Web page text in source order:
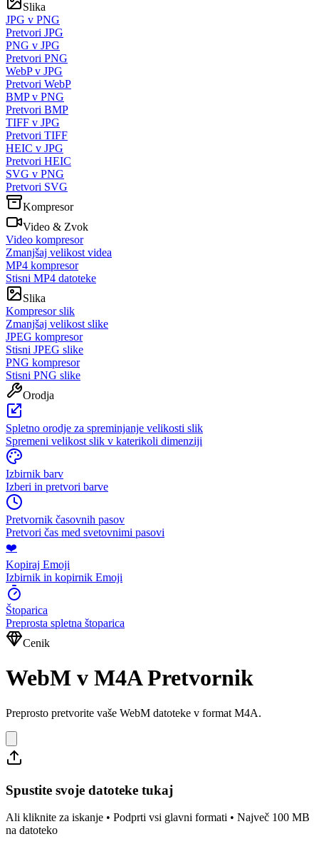
Slika
JPG v PNG
Pretvori JPG
PNG v JPG
Pretvori PNG
WebP v JPG
Pretvori WebP
BMP v PNG
Pretvori BMP
TIFF v JPG
Pretvori TIFF
HEIC v JPG
Pretvori HEIC
SVG v PNG
Pretvori SVG
Kompresor
Video & Zvok
Video kompresor
Zmanjšaj velikost videa
MP4 kompresor
Stisni MP4 datoteke
Slika
Kompresor slik
Zmanjšaj velikost slike
JPEG kompresor
Stisni JPEG slike
PNG kompresor
Stisni PNG slike
Orodja
Spletno orodje za spreminjanje velikosti slik
Spremeni velikost slik v katerikoli dimenziji
Izbirnik barv
Izberi in pretvori barve
Pretvornik časovnih pasov
Pretvori čas med svetovnimi pasovi
❤️
Kopiraj Emoji
Izbirnik in kopirnik Emoji
Štoparica
Preprosta spletna štoparica
Cenik
WebM v M4A Pretvornik
Preprosto pretvorite vaše WebM datoteke v format M4A.
Spustite svoje datoteke tukaj
Ali kliknite za iskanje • Podprti vsi glavni formati • Največ 100 MB
na datoteko